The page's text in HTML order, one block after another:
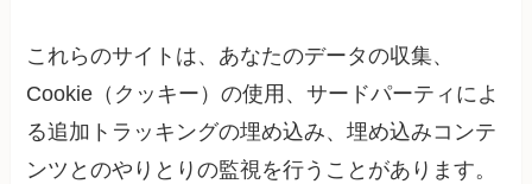
これらのサイトは、あなたのデータの収集、
Cookie（クッキー）の使用、サードパーティによ
る追加トラッキングの埋め込み、埋め込みコンテ
ンツとのやりとりの監視を行うことがあります。